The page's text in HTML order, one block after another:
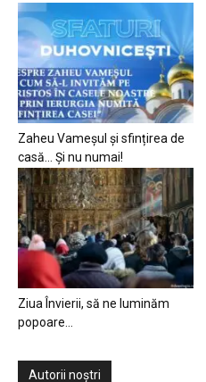
Zaheu Vameșul și sfințirea de
casă… Și nu numai!
Ziua Învierii, să ne luminăm
popoare…
Autorii noștri